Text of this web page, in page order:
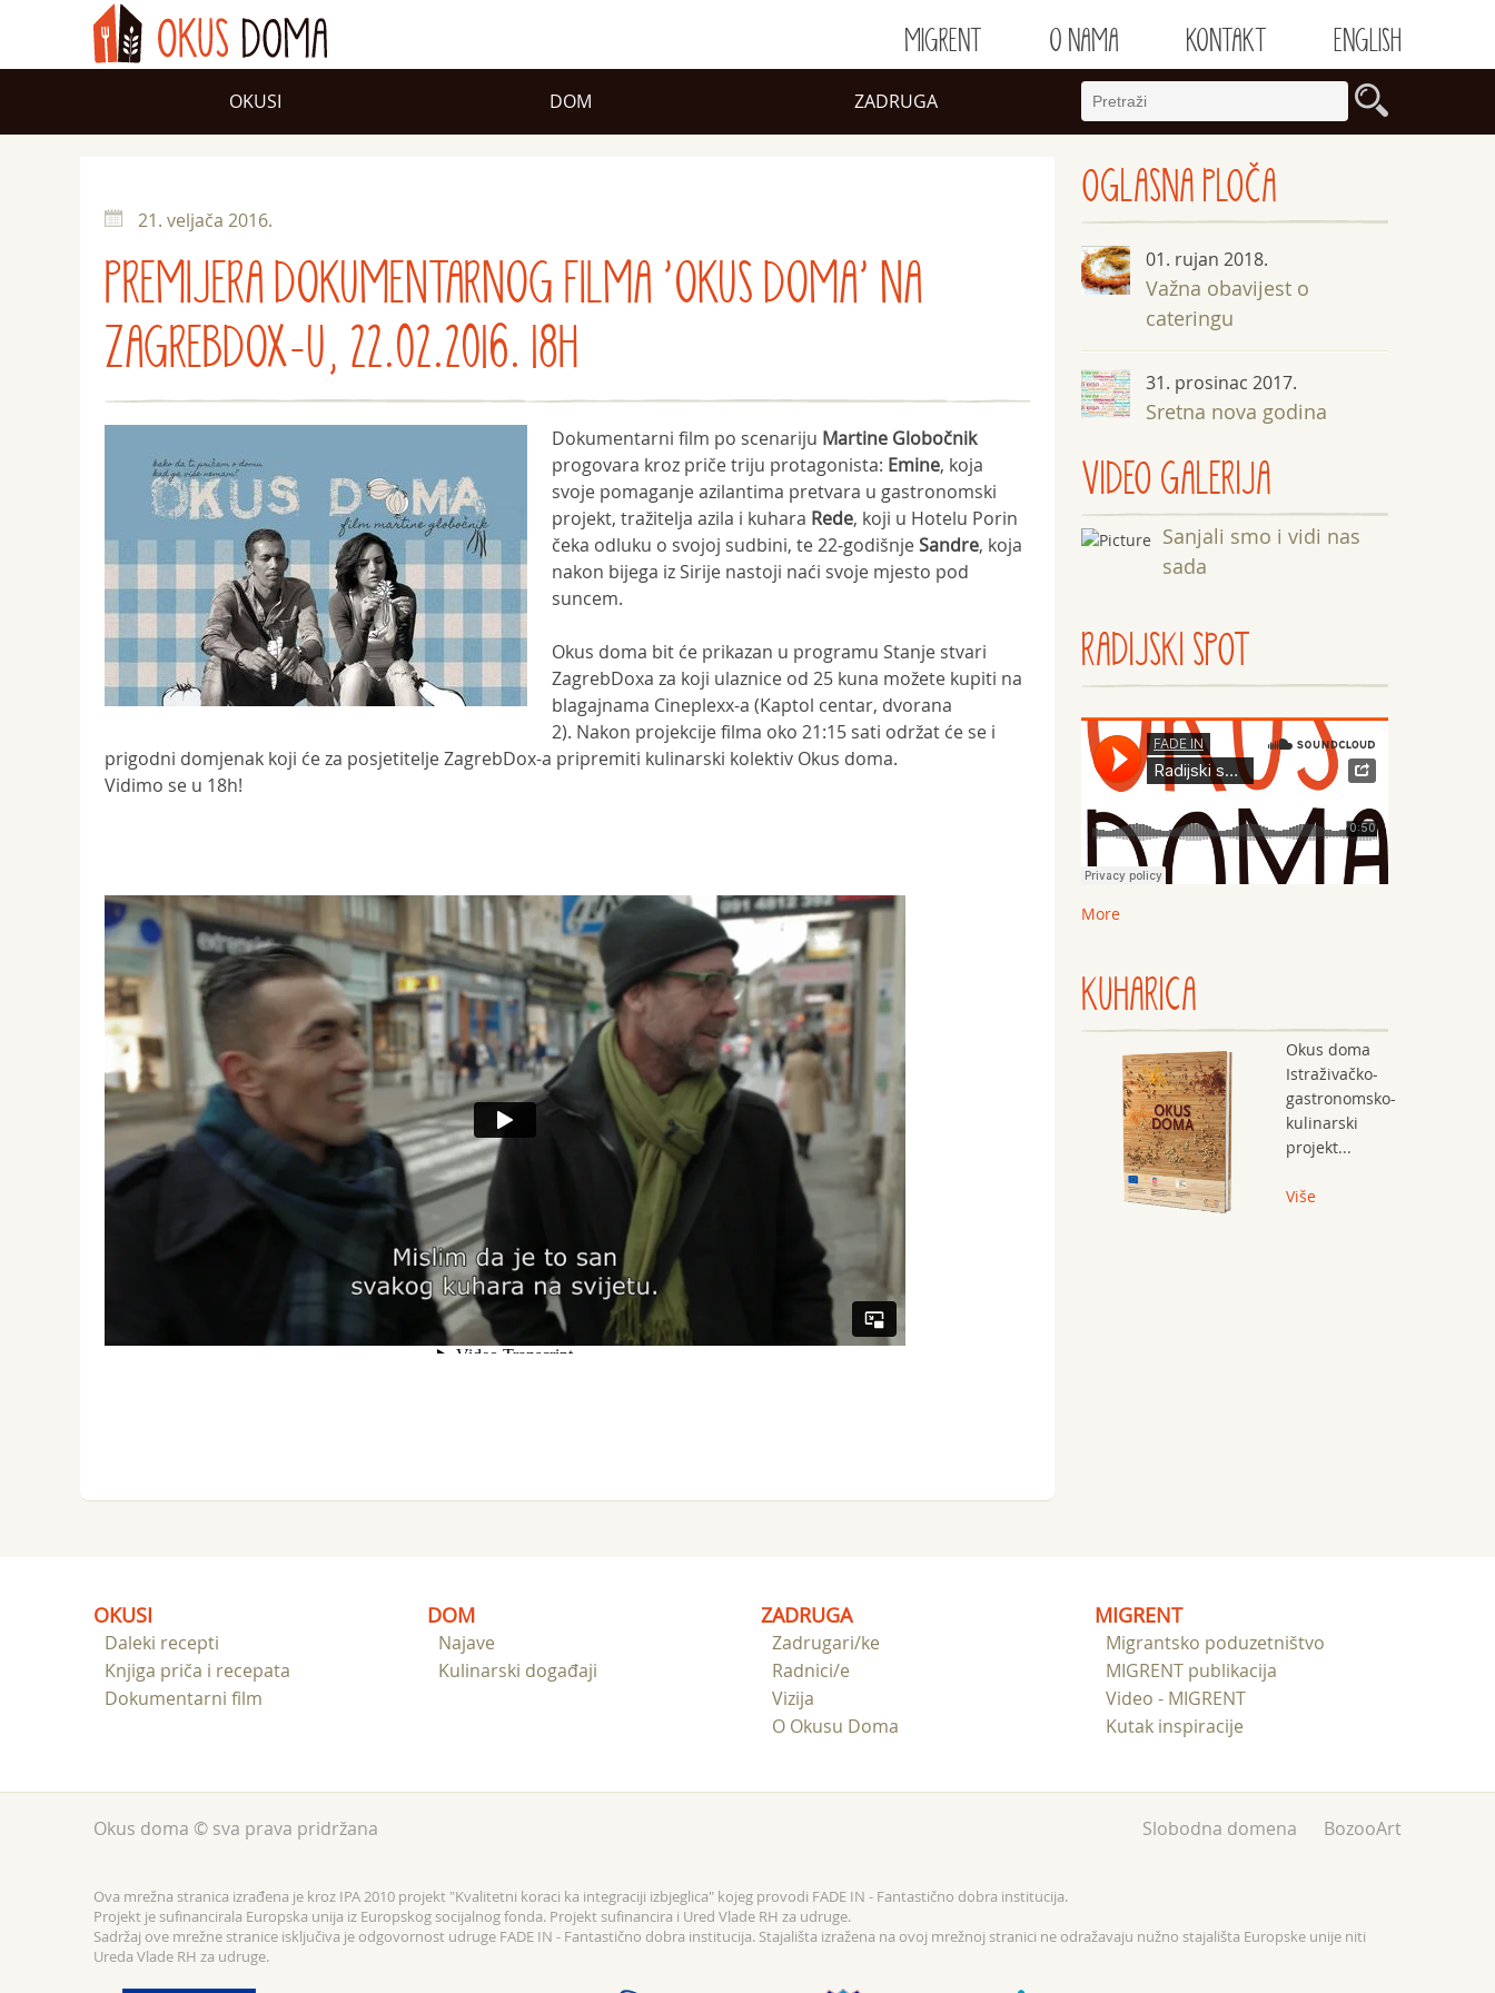
MIGRENT O NAMA KONTAKT ENGLISH
OKUSI DOM ZADRUGA
21. veljača 2016.
PREMIJERA DOKUMENTARNOG FILMA 'OKUS DOMA' NA
ZAGREBDOX-U, 22.02.2016. 18H
Dokumentarni film po scenariju Martine Globočnik
progovara kroz priče triju protagonista: Emine, koja
svoje pomaganje azilantima pretvara u gastronomski
projekt, tražitelja azila i kuhara Rede, koji u Hotelu Porin
čeka odluku o svojoj sudbini, te 22-godišnjeSandre, koja
nakon bijega iz Sirije nastoji naći svoje mjesto pod
suncem.
Okus doma bit će prikazan u programu Stanje stvari
ZagrebDoxa za koji ulaznice od 25 kuna možete kupiti na
blagajnama Cineplexx-a (Kaptol centar, dvorana
2). Nakon projekcije filma oko 21:15 sati održat će se i
prigodni domjenak koji će za posjetitelje ZagrebDox-a pripremiti kulinarski kolektiv Okus doma.
Vidimo se u 18h!
OGLASNA PLOČA
01. rujan 2018.
Važna obavijest o
cateringu
31. prosinac 2017.
Sretna nova godina
VIDEO GALERIJA
Sanjali smo i vidi nas
sada
RADIJSKI SPOT
More
KUHARICA
Okus doma
Istraživačko-
gastronomsko-
kulinarski
projekt...
Više
OKUSI
Daleki recepti
Knjiga priča i recepata
Dokumentarni film
DOM
Najave
Kulinarski događaji
ZADRUGA
Zadrugari/ke
Radnici/e
Vizija
O Okusu Doma
MIGRENT
Migrantsko poduzetništvo
MIGRENT publikacija
Video - MIGRENT
Kutak inspiracije
Okus doma © sva prava pridržana Slobodna domena BozooArt
Ova mrežna stranica izrađena je kroz IPA 2010 projekt "Kvalitetni koraci ka integraciji izbjeglica" kojeg provodi FADE IN - Fantastično dobra institucija.
Projekt je sufinancirala Europska unija iz Europskog socijalnog fonda. Projekt sufinancira i Ured Vlade RH za udruge.
Sadržaj ove mrežne stranice isključiva je odgovornost udruge FADE IN - Fantastično dobra institucija. Stajališta izražena na ovoj mrežnoj stranici ne odražavaju nužno stajališta Europske unije niti
Ureda Vlade RH za udruge.